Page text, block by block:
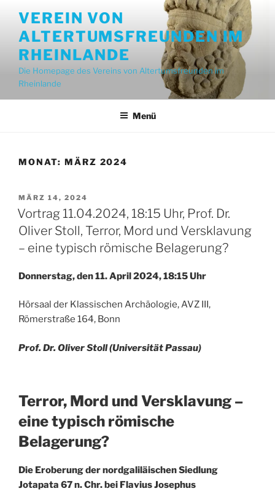
Inhalt
springen
VEREIN VON
ALTERTUMSFREUNDEN IM
RHEINLANDE
Die Homepage des Vereins von Altertumsfreunden im
Rheinlande
Menü
MONAT: MÄRZ 2024
VERÖFFENTLICHT
AM
MÄRZ 14, 2024
Vortrag 11.04.2024, 18:15 Uhr, Prof. Dr.
Oliver Stoll, Terror, Mord und Versklavung
– eine typisch römische Belagerung?
Donnerstag, den 11. April 2024, 18:15 Uhr
Hörsaal der Klassischen Archäologie, AVZ III,
Römerstraße 164, Bonn
Prof. Dr. Oliver Stoll (Universität Passau)
Terror, Mord und Versklavung –
eine typisch römische
Belagerung?
Die Eroberung der nordgaliläischen Siedlung
Jotapata 67 n. Chr. bei Flavius Josephus